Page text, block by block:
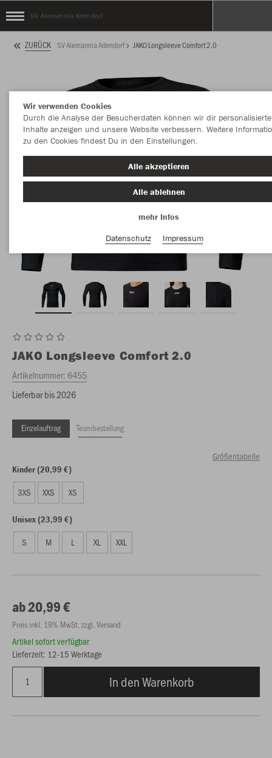
SV Alemannia Adendorf
ZURÜCK SV Alemannia Adendorf JAKO Longsleeve Comfort 2.0
JAKO Longsleeve Comfort 2.0
Artikelnummer: 6455
Lieferbar bis 2026
Einzelauftrag Teambestellung
Größentabelle
Kinder (20,99 €)
3XS XXS XS
Unisex (23,99 €)
S M L XL XXL
ab 20,99 €
Preis inkl. 19% MwSt. zzgl. Versand
Artikel sofort verfügbar
Lieferzeit: 12-15 Werktage
In den Warenkorb
Wir verwenden Cookies
Durch die Analyse der Besucherdaten können wir dir personalisierte
Inhalte anzeigen und unsere Website verbessern. Weitere
zu den Cookies findest Du in den Einstellungen.
Alle akzeptieren
Alle ablehnen
mehr Infos
Datenschutz
Impressum